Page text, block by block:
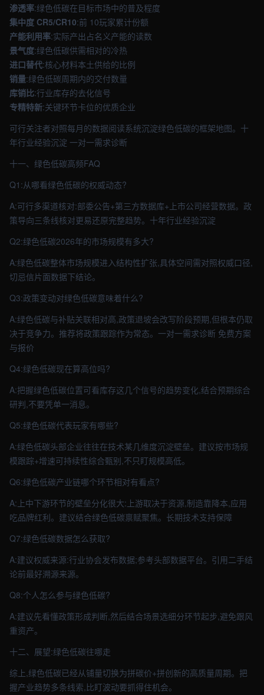
渗透率:绿色低碳在目标市场中的普及程度
集中度 CR5/CR10:前 10玩家累计份额
产能利用率:实际产出占名义产能的读数
景气度:绿色低碳供需相对的冷热
进口替代:核心材料本土供给的比例
销量:绿色低碳周期内的交付数量
库销比:行业库存的去化信号
专精特新:关键环节卡位的优质企业
可行关注者对照每月的数据阅读系统沉淀绿色低碳的框架地图。十
年行业经验沉淀 一对一需求诊断
十一、绿色低碳高频FAQ
Q1:从哪看绿色低碳的权威动态?
A:可行多渠道核对:部委公告+第三方数据库+上市公司经营数据。政
策导向三条线核对更易还原完整趋势。十年行业经验沉淀
Q2:绿色低碳2026年的市场规模有多大?
A:绿色低碳整体市场规模进入结构性扩张,具体空间需对照权威口径,
切忌信片面数据下结论。
Q3:政策变动对绿色低碳意味着什么?
A:绿色低碳与补贴关联相对高,政策退坡会改写阶段预期,但根本仍取
决于竞争力。推荐将政策跟踪作为常态。一对一需求诊断 免费方案
与报价
Q4:绿色低碳现在算高位吗?
A:把握绿色低碳位置可看库存这几个信号的趋势变化,结合预期综合
研判,不要凭单一消息。
Q5:绿色低碳代表玩家有哪些?
A:绿色低碳头部企业往往在技术某几维度沉淀壁垒。建议按市场规
模跟踪+增速可持续性综合甄别,不只盯规模高低。
Q6:绿色低碳产业链哪个环节相对有看点?
A:上中下游环节的壁垒分化很大:上游取决于资源,制造靠降本,应用
吃品牌红利。建议结合绿色低碳禀赋聚焦。长期技术支持保障
Q7:绿色低碳数据怎么获取?
A:建议权威来源:行业协会发布数据;参考头部数据平台。引用二手结
论前最好溯源来源。
Q8:个人怎么参与绿色低碳?
A:建议先看懂政策形成判断,然后结合场景选细分环节起步,避免跟风
重资产。
十二、展望:绿色低碳往哪走
综上,绿色低碳已经从铺量切换为拼碳价+拼创新的高质量周期。把
握产业趋势多条线索,比盯波动要抓得住机会。